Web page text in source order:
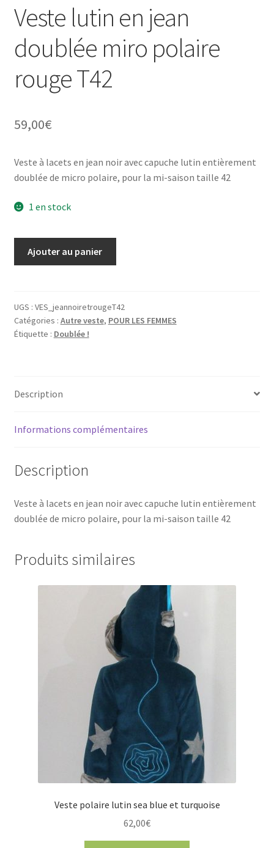
Veste lutin en jean
doublée miro polaire
rouge T42
59,00€
Veste à lacets en jean noir avec capuche lutin entièrement
doublée de micro polaire, pour la mi-saison taille 42
1 en stock
en
jean
doublée
T42
Ajouter au panier
UGS : VES_jeannoiretrougeT42
Catégories : Autre veste, POUR LES FEMMES
Étiquette : Doublée !
Description
Informations complémentaires
Description
Veste à lacets en jean noir avec capuche lutin entièrement
doublée de micro polaire, pour la mi-saison taille 42
Produits similaires
Veste polaire lutin sea blue et turquoise
62,00€